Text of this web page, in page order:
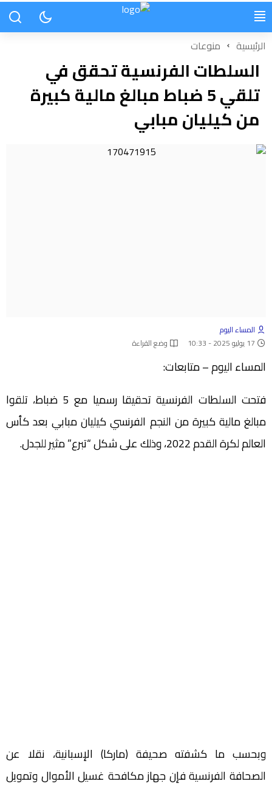
الرئيسية منوعات
السلطات الفرنسية تحقق في
تلقي 5 ضباط مبالغ مالية كبيرة
من كيليان مبابي
المساء اليوم
17 يوليو 2025 - 10:33
وضع القراءة
المساء اليوم – متابعات:
فتحت السلطات الفرنسية تحقيقا رسميا مع 5 ضباط، تلقوا
مبالغ مالية كبيرة من النجم الفرنسي كيليان مبابي بعد كأس
العالم لكرة القدم 2022، وذلك على شكل “تبرع” مثير للجدل.
وبحسب ما كشفته صحيفة (ماركا) الإسبانية، نقلا عن
الصحافة الفرنسية فإن جهاز مكافحة غسيل الأموال وتمويل